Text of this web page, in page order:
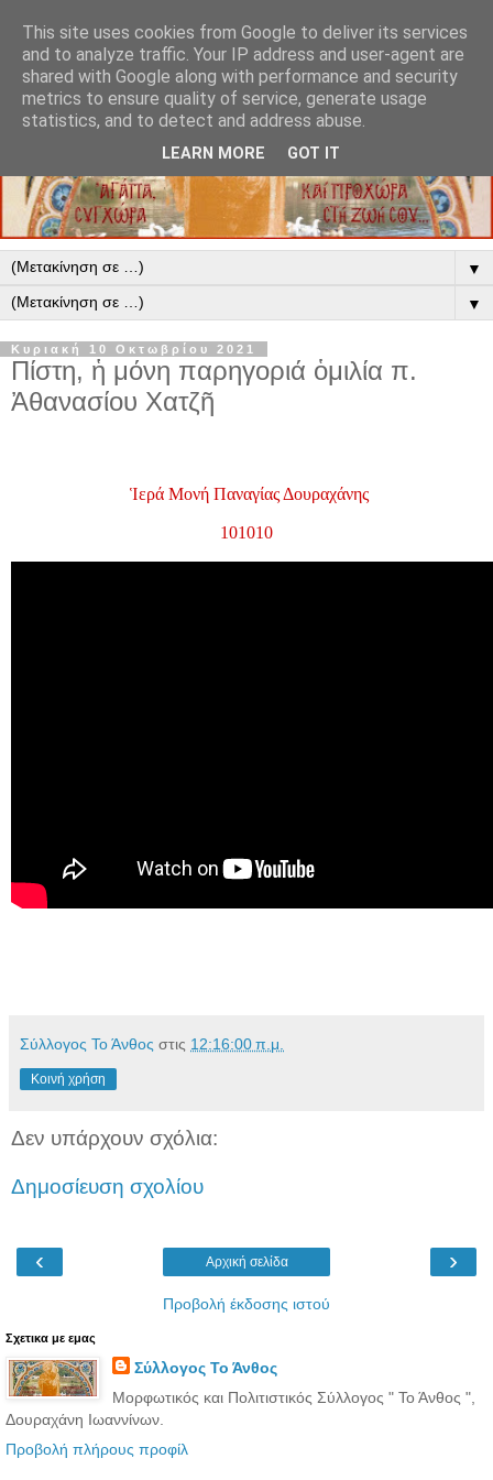
▼
▼
Κυριακή 10 Οκτωβρίου 2021
Πίστη, ἡ μόνη παρηγοριά ὁμιλία π.
Ἀθανασίου Χατζῆ
Ἱερά Μονή Παναγίας Δουραχάνης
101010
Σύλλογος Το Άνθος στις 12:16:00 π.μ.
Κοινή χρήση
Δεν υπάρχουν σχόλια:
Δημοσίευση σχολίου
‹ ›
Αρχική σελίδα
Προβολή έκδοσης ιστού
Σχετικα με εμας
Σύλλογος Το Άνθος
Μορφωτικός και Πολιτιστικός Σύλλογος " Το Άνθος ",
Δουραχάνη Ιωαννίνων.
Προβολή πλήρους προφίλ
This site uses cookies from Google to deliver its services
and to analyze traffic. Your IP address and user-agent are
shared with Google along with performance and security
metrics to ensure quality of service, generate usage
statistics, and to detect and address abuse.
LEARN MORE GOT IT